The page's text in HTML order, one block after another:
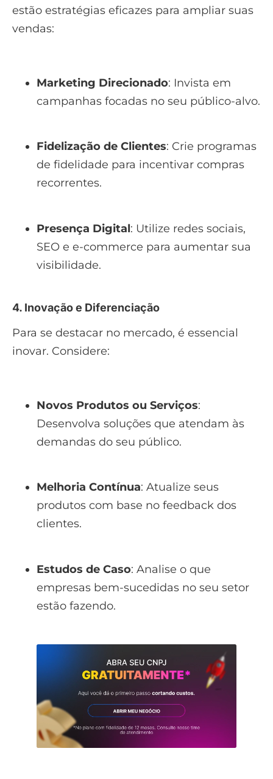
estão estratégias eficazes para ampliar suas
vendas:
Marketing Direcionado: Invista em
campanhas focadas no seu público-alvo.
Fidelização de Clientes: Crie programas
de fidelidade para incentivar compras
recorrentes.
Presença Digital: Utilize redes sociais,
SEO e e-commerce para aumentar sua
visibilidade.
4. Inovação e Diferenciação
Para se destacar no mercado, é essencial
inovar. Considere:
Novos Produtos ou Serviços:
Desenvolva soluções que atendam às
demandas do seu público.
Melhoria Contínua: Atualize seus
produtos com base no feedback dos
clientes.
Estudos de Caso: Analise o que
empresas bem-sucedidas no seu setor
estão fazendo.